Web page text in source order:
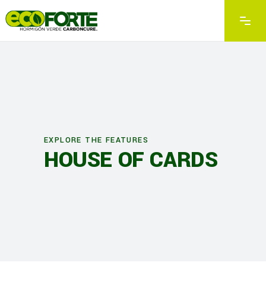
EXPLORE THE FEATURES
HOUSE OF CARDS